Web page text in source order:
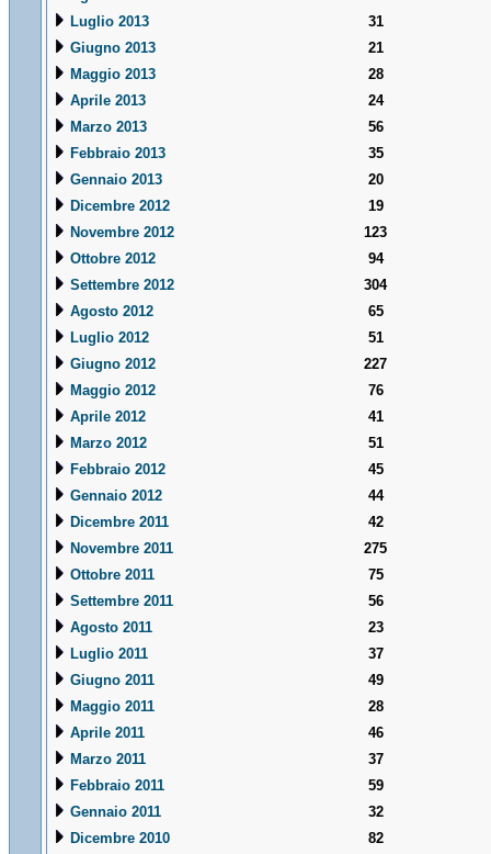
Luglio 2013
31
Giugno 2013
21
Maggio 2013
28
Aprile 2013
24
Marzo 2013
56
Febbraio 2013
35
Gennaio 2013
20
Dicembre 2012
19
Novembre 2012
123
Ottobre 2012
94
Settembre 2012
304
Agosto 2012
65
Luglio 2012
51
Giugno 2012
227
Maggio 2012
76
Aprile 2012
41
Marzo 2012
51
Febbraio 2012
45
Gennaio 2012
44
Dicembre 2011
42
Novembre 2011
275
Ottobre 2011
75
Settembre 2011
56
Agosto 2011
23
Luglio 2011
37
Giugno 2011
49
Maggio 2011
28
Aprile 2011
46
Marzo 2011
37
Febbraio 2011
59
Gennaio 2011
32
Dicembre 2010
82